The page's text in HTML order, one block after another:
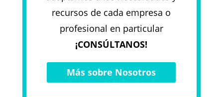
recursos de cada empresa o
profesional en particular
¡CONSÚLTANOS!
Más sobre Nosotros